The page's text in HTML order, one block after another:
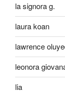
la signora g.
laura koan
lawrence
leonora
lia